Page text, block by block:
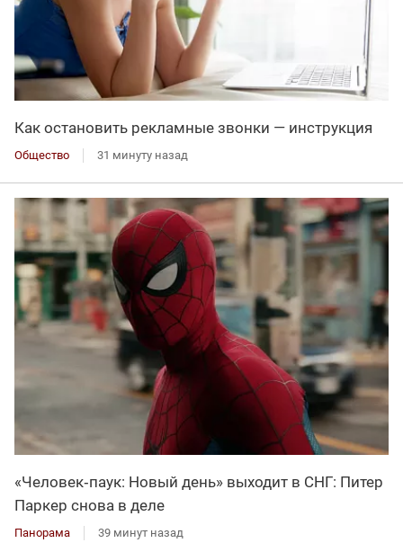
Как остановить рекламные звонки — инструкция
Общество 31 минуту назад
«Человек‑паук: Новый день» выходит в СНГ: Питер
Паркер снова в деле
Панорама 39 минут назад